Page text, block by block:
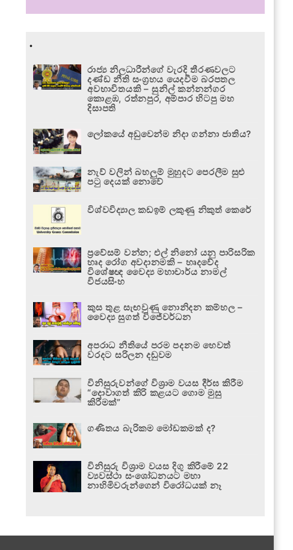
.
රාජ්‍ය නිලධාරීන්ගේ වැරදි තීරණවලට
දණ්ඩ නීති සංග්‍රහය යෙදවීම බරපතල
අවභාවිතයකි – සුනිල් කන්නන්ගර
කොළඹ, රත්නපුර, අම්පාර හිටපු මහ
දිසාපති
ලෝකයේ අඩුවෙන්ම නිදා ගන්නා ජාතිය?
නැව් වලින් බහලුම් මුහුදට පෙරලීම සුළු
පටු දෙයක් නොවේ
විශ්වවිද්‍යාල කඩඉම් ලකුණු නිකුත් කෙරේ
ප්‍රවේසම් වන්න; එල් නිනෝ යනු පාරිසරික
හෘද රෝග අවදානමකි – හෘදවේද
විශේෂඥ වෛද්‍ය මහාචාර්ය නාමල්
විජයසිංහ
කුස තුළ සැඟවුණු නොනිදන කම්හල –
වෛද්‍ය සුගත් විජේවර්ධන
අපරාධ නීතියේ පරම පදනම හෙවත්
වරදට සරිලන දඬුවම
විනිසුරුවන්ගේ විශ්‍රාම වයස දීර්ඝ කිරීම
“දොවාගත් කිරි කළයට ගොම මුසු
කිරීමක්”
ගණිතය බැරිකම මෝඩකමක් ද?
විනිසුරු විශ්‍රාම වයස දිගු කිරීමේ 22
ව්‍යවස්ථා සංශෝධනයට මහා
නාහිමිවරුන්ගෙන් විරෝධයක් නෑ